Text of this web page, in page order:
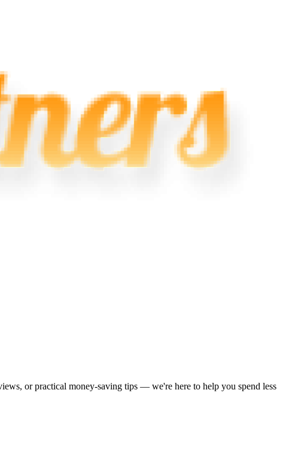
or practical money-saving tips — we're here to help you spend less